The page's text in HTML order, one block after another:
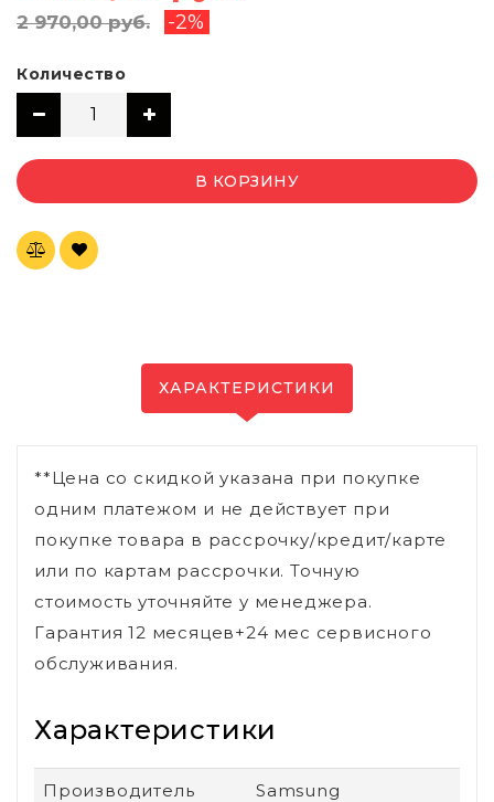
2 970,00 руб. -2%
Количество
В КОРЗИНУ
ХАРАКТЕРИСТИКИ
**Цена со скидкой указана при покупке
одним платежом и не действует при
покупке товара в рассрочку/кредит/карте
или по картам рассрочки. Точную
стоимость уточняйте у менеджера.
Гарантия 12 месяцев+24 мес сервисного
обслуживания.
Характеристики
Производитель Samsung